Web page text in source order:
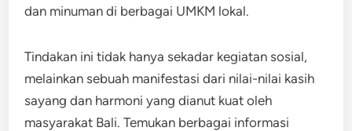
dan minuman di berbagai UMKM lokal.​
Tindakan ini tidak hanya sekadar kegiatan sosial,
melainkan sebuah manifestasi dari nilai-nilai kasih
sayang dan harmoni yang dianut kuat oleh
masyarakat Bali. Temukan berbagai informasi